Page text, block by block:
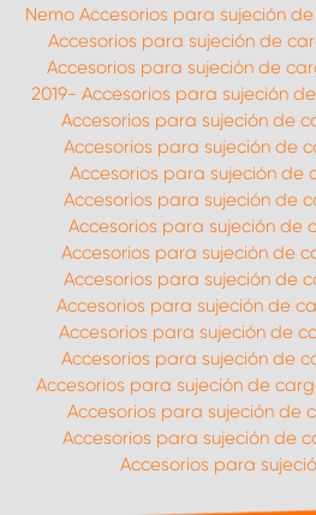
Nemo Accesorios para sujeción
Accesorios para sujeción de
Accesorios para sujeción de
2019- Accesorios para sujeción
Accesorios para sujeción de
Accesorios para sujeción de
Accesorios para sujeción de
Accesorios para sujeción de
Accesorios para sujeción de
Accesorios para sujeción de
Accesorios para sujeción de
Accesorios para sujeción de
Accesorios para sujeción de
Accesorios para sujeción de
Accesorios para sujeción de
Accesorios para sujeción de
Accesorios para sujeción de
Accesorios para